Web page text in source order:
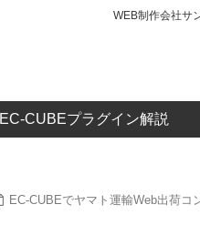
WEB制作会社サ
EC-CUBEプラグイン解説
EC-CUBEでヤマト運輸Web出荷コ